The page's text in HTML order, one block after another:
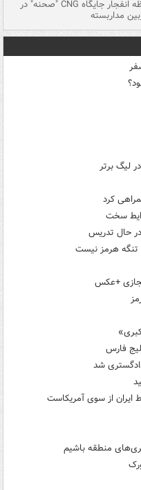
لحظه انفجار جایگاه CNG "صحنه" در
مداربسته
لیگ برتر
کرد
سخت
حال تدریس
تنگه هرمز نیست
+عکس
شد
ایران از سوی آمریکاست
منطقه باشیم